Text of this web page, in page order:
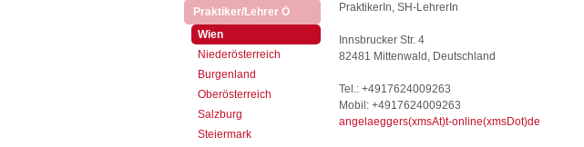
Praktiker/Lehrer Ö(aktiv)
Wien(aktiv)
Niederösterreich
Burgenland
Oberösterreich
Salzburg
Steiermark
PraktikerIn, SH-LehrerIn
Innsbrucker Str. 4
82481 Mittenwald, Deutschland
Tel.: +4917624009263
Mobil: +4917624009263
angelaeggers(xmsAt)t-online(xmsDot)de